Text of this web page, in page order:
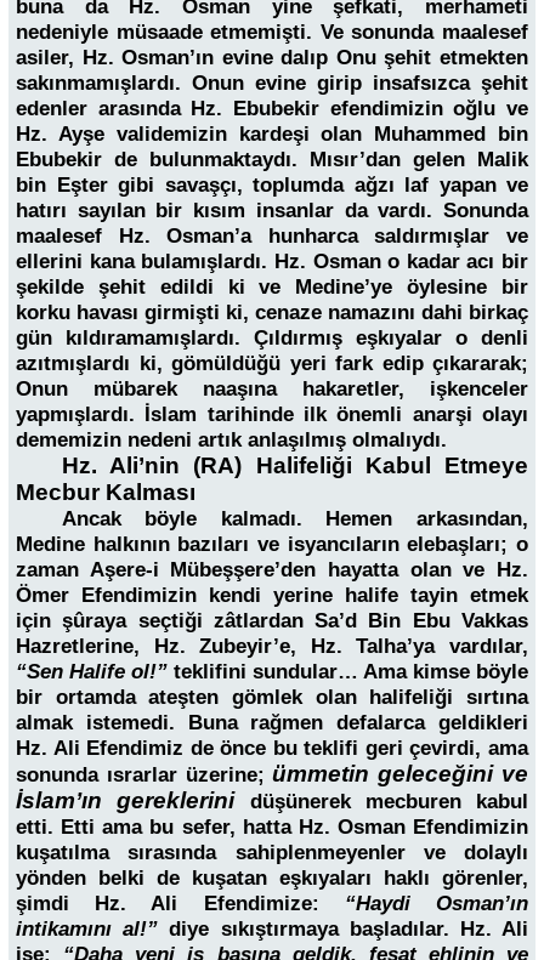
buna da Hz. Osman yine şefkati, merhameti
nedeniyle müsaade etmemişti. Ve sonunda maalesef
asiler, Hz. Osman’ın evine dalıp Onu şehit etmekten
sakınmamışlardı. Onun evine girip insafsızca şehit
edenler arasında Hz. Ebubekir efendimizin oğlu ve
Hz. Ayşe validemizin kardeşi olan Muhammed bin
Ebubekir de bulunmaktaydı. Mısır’dan gelen Malik
bin Eşter gibi savaşçı, toplumda ağzı laf yapan ve
hatırı sayılan bir kısım insanlar da vardı. Sonunda
maalesef Hz. Osman’a hunharca saldırmışlar ve
ellerini kana bulamışlardı. Hz. Osman o kadar acı bir
şekilde şehit edildi ki ve Medine’ye öylesine bir
korku havası girmişti ki, cenaze namazını dahi birkaç
gün kıldıramamışlardı. Çıldırmış eşkıyalar o denli
azıtmışlardı ki, gömüldüğü yeri fark edip çıkararak;
Onun mübarek naaşına hakaretler, işkenceler
yapmışlardı. İslam tarihinde ilk önemli anarşi olayı
dememizin nedeni artık anlaşılmış olmalıydı.
Hz. Ali’nin (RA) Halifeliği Kabul Etmeye
Mecbur Kalması
Ancak böyle kalmadı. Hemen arkasından,
Medine halkının bazıları ve isyancıların elebaşları; o
zaman Aşere-i Mübeşşere’den hayatta olan ve Hz.
Ömer Efendimizin kendi yerine halife tayin etmek
için şûraya seçtiği zâtlardan Sa’d Bin Ebu Vakkas
Hazretlerine, Hz. Zubeyir’e, Hz. Talha’ya vardılar,
“Sen Halife ol!” teklifini sundular… Ama kimse böyle
bir ortamda ateşten gömlek olan halifeliği sırtına
almak istemedi. Buna rağmen defalarca geldikleri
Hz. Ali Efendimiz de önce bu teklifi geri çevirdi, ama
sonunda ısrarlar üzerine;ümmetin geleceğini ve
İslam’ın gereklerini
düşünerek mecburen kabul
etti. Etti ama bu sefer, hatta Hz. Osman Efendimizin
kuşatılma sırasında sahiplenmeyenler ve dolaylı
yönden belki de kuşatan eşkıyaları haklı görenler,
şimdi Hz. Ali Efendimize: “Haydi Osman’ın
intikamını al!” diye sıkıştırmaya başladılar. Hz. Ali
ise; “Daha yeni iş başına geldik, fesat ehlinin ve